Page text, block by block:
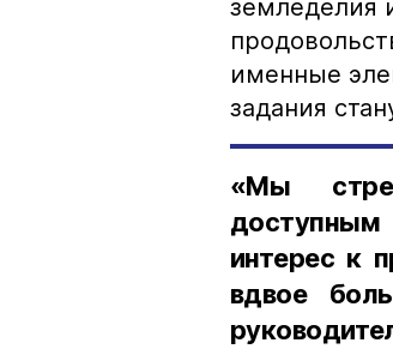
земледелия
именные
задания
«Мы
интерес к
вдвое